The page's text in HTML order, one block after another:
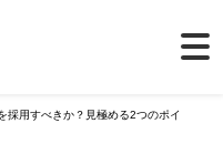
採用すべきか？見極める2つのポイ